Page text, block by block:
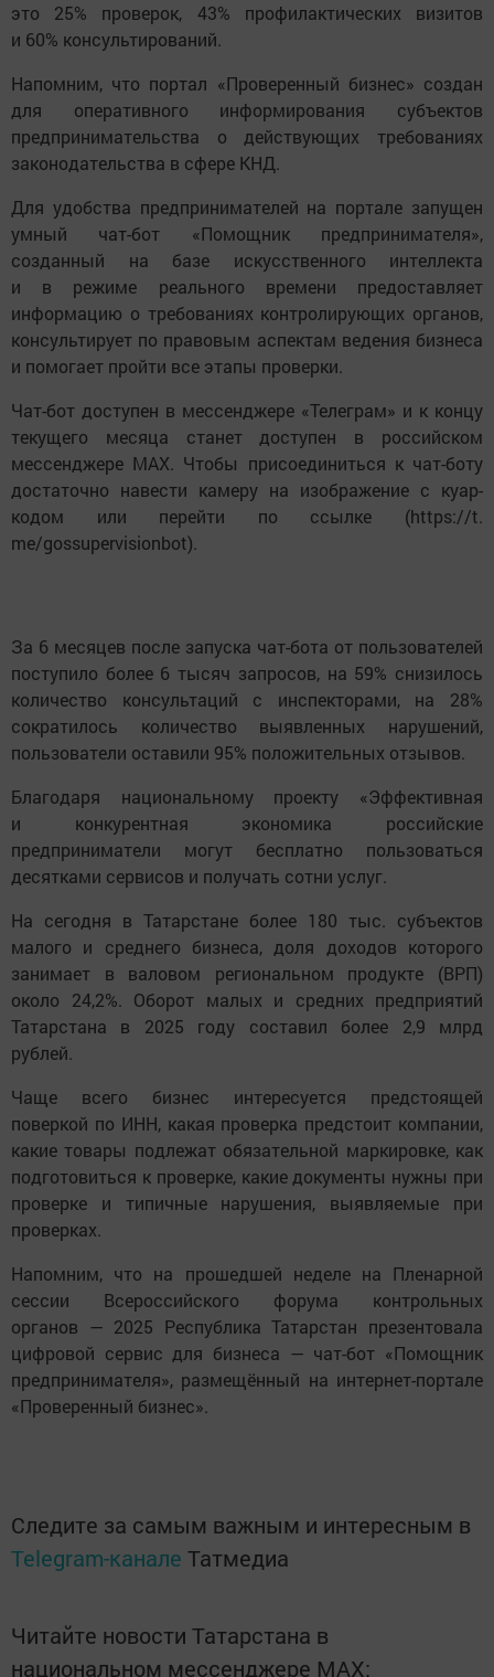
это 25% проверок, 43% профилактических визитов
и 60% консультирований.
Напомним, что портал «Проверенный бизнес» создан
для оперативного информирования субъектов
предпринимательства о действующих требованиях
законодательства в сфере КНД.
Для удобства предпринимателей на портале запущен
умный чат-бот «Помощник предпринимателя»,
созданный на базе искусственного интеллекта
и в режиме реального времени предоставляет
информацию о требованиях контролирующих органов,
консультирует по правовым аспектам ведения бизнеса
и помогает пройти все этапы проверки.
Чат-бот доступен в мессенджере «Телеграм» и к концу
текущего месяца станет доступен в российском
мессенджере MAX. Чтобы присоединиться к чат-боту
достаточно навести камеру на изображение с куар-
кодом или перейти по ссылке (https://t.
me/gossupervisionbot).
За 6 месяцев после запуска чат-бота от пользователей
поступило более 6 тысяч запросов, на 59% снизилось
количество консультаций с инспекторами, на 28%
сократилось количество выявленных нарушений,
пользователи оставили 95% положительных отзывов.
Благодаря национальному проекту «Эффективная
и конкурентная экономика российские
предприниматели могут бесплатно пользоваться
десятками сервисов и получать сотни услуг.
На сегодня в Татарстане более 180 тыс. субъектов
малого и среднего бизнеса, доля доходов которого
занимает в валовом региональном продукте (ВРП)
около 24,2%. Оборот малых и средних предприятий
Татарстана в 2025 году составил более 2,9 млрд
рублей.
Чаще всего бизнес интересуется предстоящей
поверкой по ИНН, какая проверка предстоит компании,
какие товары подлежат обязательной маркировке, как
подготовиться к проверке, какие документы нужны при
проверке и типичные нарушения, выявляемые при
проверках.
Напомним, что на прошедшей неделе на Пленарной
сессии Всероссийского форума контрольных
органов — 2025 Республика Татарстан презентовала
цифровой сервис для бизнеса — чат-бот «Помощник
предпринимателя», размещённый на интернет-портале
«Проверенный бизнес».
Следите за самым важным и интересным в
Telegram-канале Татмедиа
Читайте новости Татарстана в
национальном мессенджере MАХ: